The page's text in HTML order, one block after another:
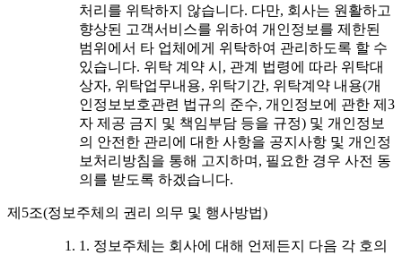
처리를 위탁하지 않습니다. 다만, 회사는 원활하고
향상된 고객서비스를 위하여 개인정보를 제한된
범위에서 타 업체에게 위탁하여 관리하도록 할 수
있습니다. 위탁 계약 시, 관계 법령에 따라 위탁대
상자, 위탁업무내용, 위탁기간, 위탁계약 내용(개
인정보보호관련 법규의 준수, 개인정보에 관한 제3
자 제공 금지 및 책임부담 등을 규정) 및 개인정보
의 안전한 관리에 대한 사항을 공지사항 및 개인정
보처리방침을 통해 고지하며, 필요한 경우 사전 동
의를 받도록 하겠습니다.
제5조(정보주체의 권리 의무 및 행사방법)
1. 정보주체는 회사에 대해 언제든지 다음 각 호의